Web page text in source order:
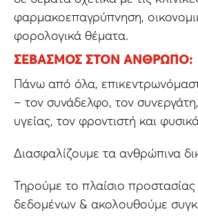
φαρμακοεπαγρύπνηση,
φορολογικά θέματα.
ΣΕΒΑΣΜΌΣ ΣΤΟΝ ΆΝΘΡΩΠΟ:
Πάνω από όλα,
– τον συνάδελφο, τον
υγείας, τον φροντιστή και
Διασφαλίζουμε τα ανθρώπινα
Τηρούμε το πλαίσιο
δεδομένων & ακολουθούμε